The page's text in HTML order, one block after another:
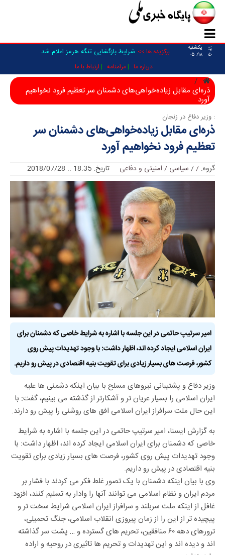
۱۴۰۵
یکشنبه
۱۸/ ۰۵
برگزیده ها >> شرایط بازگشایی تنگه هرمز اعلام شد
درباره ما مرامنامه ارتباط با ما
ذره‌ای مقابل زیاده‌خواهی‌های دشمنان سر تعظیم فرود نخواهیم
آورد
: وزیر دفاع در زنجان
ذره‌ای مقابل زیاده‌خواهی‌های دشمنان سر
تعظیم فرود نخواهیم آورد
گروه: /
/ سیاسی / امنیتی و دفاعی تاریخ: 18:35 :: 2018/07/28
امیر سرتیپ حاتمی در این جلسه با اشاره به شرایط خاصی که دشمنان برای
ایران اسلامی ایجاد کرده اند، اظهار داشت: با وجود تهدیدات پیش روی
کشور، فرصت های بسیار زیادی برای تقویت بنیه اقتصادی در پیش رو داریم.
وزیر دفاع و پشتیبانی نیروهای مسلح با بیان اینکه دشمنی ها علیه
ایران اسلامی را بسیار عریان تر و آشکارتر از گذشته می بینیم، گفت: با
این حال ملت سرافراز ایران اسلامی افق های روشنی را پیش رو دارند.
به گزارش ایسنا، امیر سرتیپ حاتمی در این جلسه با اشاره به شرایط
خاصی که دشمنان برای ایران اسلامی ایجاد کرده اند، اظهار داشت: با
وجود تهدیدات پیش روی کشور، فرصت های بسیار زیادی برای تقویت
بنیه اقتصادی در پیش رو داریم.
وی با بیان اینکه دشمنان با یک تصور غلط فکر می کردند با فشار بر
مردم ایران و نظام اسلامی می توانند آنها را وادار به تسلیم کنند، افزود:
غافل از اینکه ملت سربلند و سرافراز ایران اسلامی شرایط سخت تر و
پیچیده تر از این را از زمان پیروزی انقلاب اسلامی، جنگ تحمیلی،
ترورهای دهه ۶۰ منافقین، تحریم های گسترده و … پشت سر گذاشته
اند و دیده اند و این تهدیدات و تحریم ها تاثیری در روحیه و اراده